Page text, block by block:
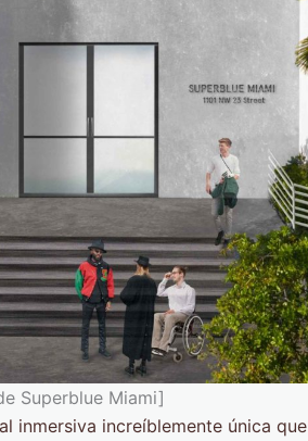
Superblue Miami]
inmersiva increíblemente única que